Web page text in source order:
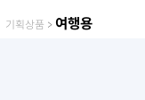
기획상품 > 여행용